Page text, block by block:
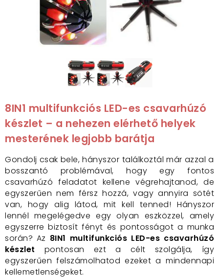
8IN1 multifunkciós LED-es csavarhúzó
készlet – a nehezen elérhető helyek
mesterének legjobb barátja
Gondolj csak bele, hányszor találkoztál már azzal a
bosszantó problémával, hogy egy fontos
csavarhúzó feladatot kellene végrehajtanod, de
egyszerűen nem férsz hozzá, vagy annyira sötét
van, hogy alig látod, mit kell tenned! Hányszor
lennél megelégedve egy olyan eszközzel, amely
egyszerre biztosít fényt és pontosságot a munka
során? Az 8IN1 multifunkciós LED-es csavarhúzó
készlet pontosan ezt a célt szolgálja, így
egyszerűen felszámolhatod ezeket a mindennapi
kellemetlenségeket.